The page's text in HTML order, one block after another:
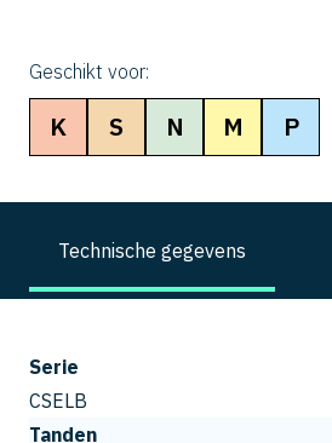
Geschikt voor:
K S N M P
Technische gegevens
Serie
CSELB
Tanden